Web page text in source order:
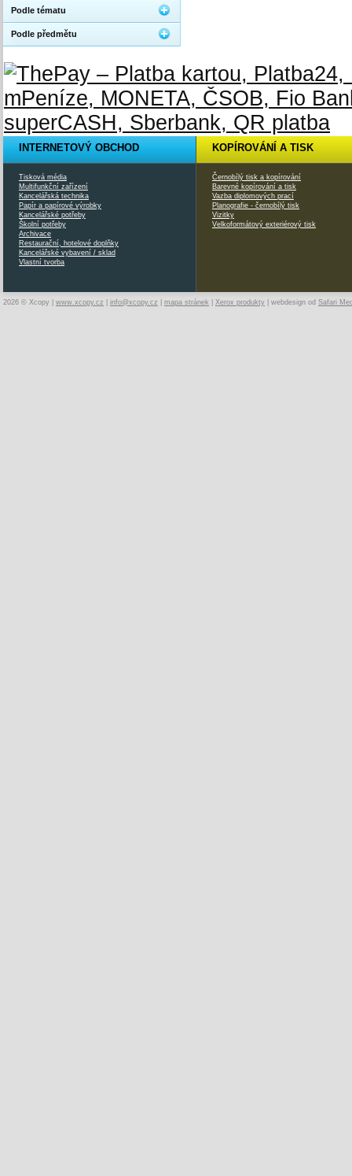
Podle tématu
Podle předmětu
INTERNETOVÝ OBCHOD
Tisková média
Multifunkční zařízení
Kancelářská technika
Papír a papírové výrobky
Kancelářské potřeby
Školní potřeby
Archivace
Restaurační, hotelové doplňky
Kancelářské vybavení / sklad
Vlastní tvorba
KOPÍROVÁNÍ A TISK
Černobílý tisk a kopírování
Barevné kopírování a tisk
Vazba diplomových prací
Planografie - černobílý tisk
Vizitky
Velkoformátový exteriérový tisk
2026 © Xcopy | www.xcopy.cz info@xcopy.cz mapa stránek Xerox produkty | webdesign od Safari